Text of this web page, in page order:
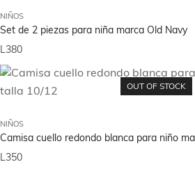
NIÑOS
Set de 2 piezas para niña marca Old Navy
L380
OUT OF STOCK
NIÑOS
Camisa cuello redondo blanca para niño
L350